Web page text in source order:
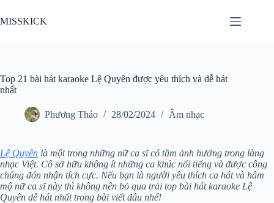
đến
phần
MISSKICK
Top 21 bài hát karaoke Lệ Quyên được yêu thích và dễ hát
nhất
Phương Thảo 28/02/2024 Âm nhạc
Lệ Quyên là một trong những nữ ca sĩ có tầm ảnh hưởng trong làng
nhạc Việt. Cô sở hữu không ít những ca khúc nổi tiếng và được công
chúng đón nhận tích cực. Nếu bạn là người yêu thích ca hát và hâm
mộ nữ ca sĩ này thì không nên bỏ qua trải top bài hát karaoke Lệ
Quyên dễ hát nhất trong bài viết đâu nhé!